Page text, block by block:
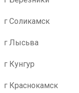
г Соликамск
г Лысьва
г Кунгур
г Краснокамск